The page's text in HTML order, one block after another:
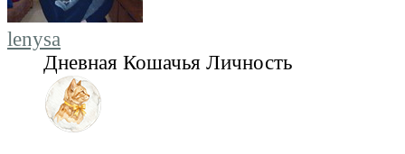
lenysa
Дневная Кошачья Личность